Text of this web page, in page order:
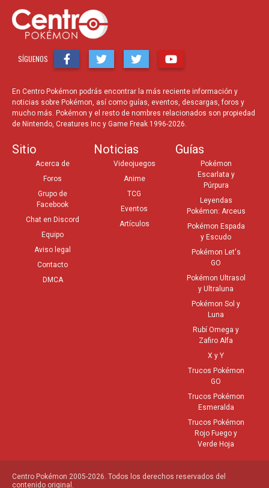
SÍGUENOS
En Centro Pokémon podrás encontrar la más reciente información y
noticias sobre Pokémon, así como guías, eventos, descargas, foros y
mucho más. Pokémon y el resto de nombres relacionados son propiedad
de Nintendo, Creatures Inc y Game Freak 1996-2026.
Sitio
Acerca de
Foros
Grupo de
Facebook
Chat en Discord
Equipo
Aviso legal
Contacto
DMCA
Noticias
Videojuegos
Anime
TCG
Eventos
Artículos
Guías
Pokémon
Escarlata y
Púrpura
Leyendas
Pokémon: Arceus
Pokémon Espada
y Escudo
Pokémon Let's
GO
Pokémon Ultrasol
y Ultraluna
Pokémon Sol y
Luna
Rubí Omega y
Zafiro Alfa
X y Y
Trucos Pokémon
GO
Trucos Pokémon
Esmeralda
Trucos Pokémon
Rojo Fuego y
Verde Hoja
Centro Pokémon 2005-2026. Todos los derechos reservados del
contenido original.